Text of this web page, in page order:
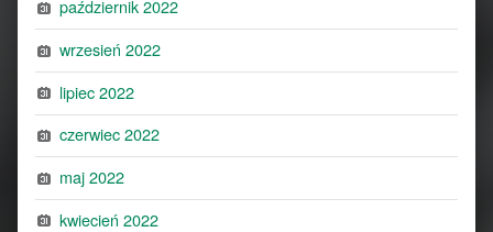
październik 2022
wrzesień 2022
lipiec 2022
czerwiec 2022
maj 2022
kwiecień 2022